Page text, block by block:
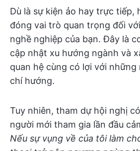
Dù là sự kiện ảo hay trực tiếp,
đóng vai trò quan trọng đối
nghề nghiệp của bạn. Đây là
cập nhật xu hướng ngành và
quan hệ cùng có lợi với những
chí hướng.
Tuy nhiên, tham dự hội nghị
người mới tham gia lần đầu
Nếu sự vụng về của tôi làm